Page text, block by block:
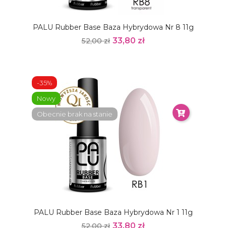
PALU Rubber Base Baza Hybrydowa Nr 8 11g
52,00 zł 33,80 zł
PALU Rubber Base Baza Hybrydowa Nr 1 11g
52,00 zł 33,80 zł
-35%
Nowy
Obecnie brak na stanie